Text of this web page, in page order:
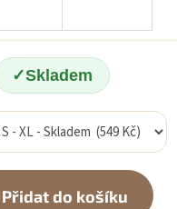
Skladem
Přidat do košíku